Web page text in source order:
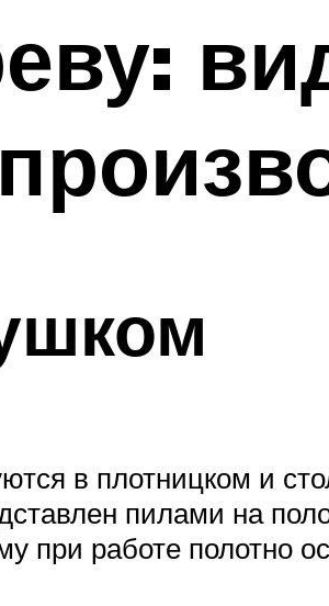
в плотницком и
пилами на
при работе полотно